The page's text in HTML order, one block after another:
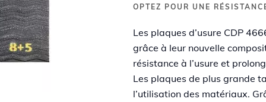
OPTEZ POUR UNE
Les plaques d’usure CDP
grâce à leur nouvelle
résistance à l’usure et
Les plaques de plus grande
l’utilisation des matériaux.